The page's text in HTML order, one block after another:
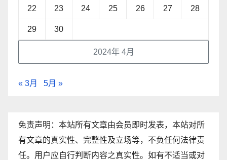
2024年 4月
22 23 24 25 26 27 28
29 30
« 3月 5月 »
免责声明：本站所有文章由会员即时发表，本站对所
有文章的真实性、完整性及立场等，不负任何法律责
任。用户应自行判断内容之真实性。如有不适当或对